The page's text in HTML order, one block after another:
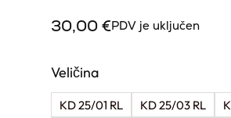
30,00€PDV je uključen
Veličina
KD 25/01 RL KD 25/03 RL